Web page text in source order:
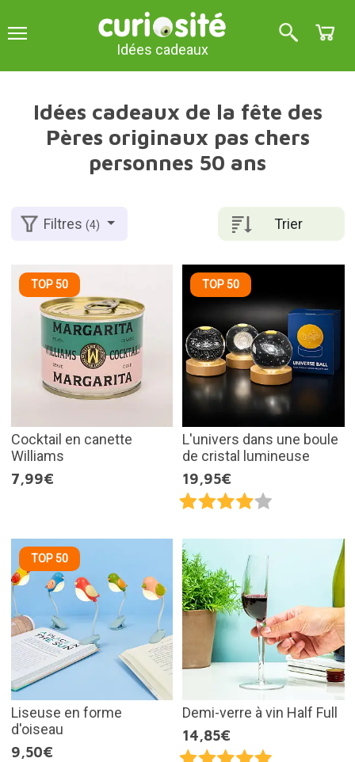
Idées cadeaux
Idées cadeaux de la fête des
Pères originaux pas chers
personnes 50 ans
Trier
Filtres(4)
TOP 50
Cocktail en canette
Williams
7,99€
TOP 50
L'univers dans une boule
de cristal lumineuse
19,95€
TOP 50
Liseuse en forme
d'oiseau
9,50€
Demi-verre à vin Half Full
14,85€